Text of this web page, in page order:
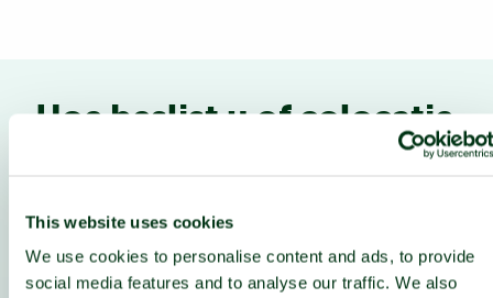
This website uses cookies
We use cookies to personalise content and ads, to provide
social media features and to analyse our traffic. We also
Hoe beslist u of colocatie
Om te beslissen of colocatie voldoet aan de
behoeften van uw bedrijf, is het belangrijk om
verschillende belangrijke factoren te